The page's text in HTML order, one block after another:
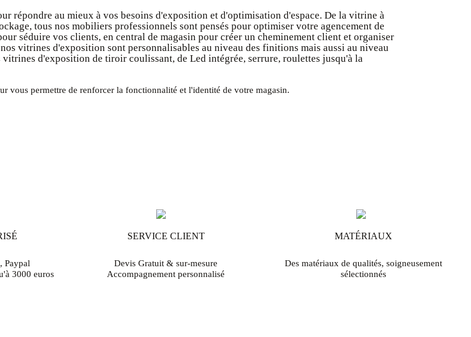
répondre au mieux à vos besoins d'exposition et d'optimisation d'espace. De la vitrine à
tous nos mobiliers professionnels sont pensés pour optimiser votre agencement de
séduire vos clients, en central de magasin pour créer un cheminement client et organiser
vitrines d'exposition sont personnalisables au niveau des finitions mais aussi au niveau
d'exposition de tiroir coulissant, de Led intégrée, serrure, roulettes jusqu'à la
vous permettre de renforcer la fonctionnalité et l'identité de votre magasin.
Paypal
3000 euros
SERVICE CLIENT
Devis Gratuit & sur-mesure
Accompagnement personnalisé
MATÉRIAUX
Des matériaux de qualités, soigneusement
sélectionnés